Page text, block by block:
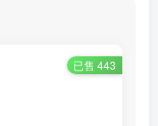
已售 443